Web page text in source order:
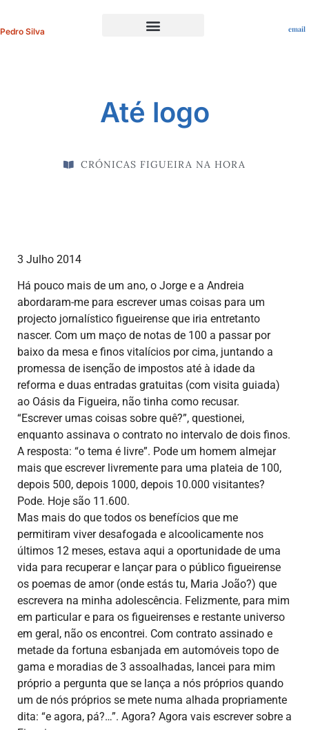
Pedro Silva email
Até logo
CRÓNICAS FIGUEIRA NA HORA
3 Julho 2014
Há pouco mais de um ano, o Jorge e a Andreia
abordaram-me para escrever umas coisas para um
projecto jornalístico figueirense que iria entretanto
nascer. Com um maço de notas de 100 a passar por
baixo da mesa e finos vitalícios por cima, juntando a
promessa de isenção de impostos até à idade da
reforma e duas entradas gratuitas (com visita guiada)
ao Oásis da Figueira, não tinha como recusar.
“Escrever umas coisas sobre quê?”, questionei,
enquanto assinava o contrato no intervalo de dois finos.
A resposta: “o tema é livre”. Pode um homem almejar
mais que escrever livremente para uma plateia de 100,
depois 500, depois 1000, depois 10.000 visitantes?
Pode. Hoje são 11.600.
Mas mais do que todos os benefícios que me
permitiram viver desafogada e alcoolicamente nos
últimos 12 meses, estava aqui a oportunidade de uma
vida para recuperar e lançar para o público figueirense
os poemas de amor (onde estás tu, Maria João?) que
escrevera na minha adolescência. Felizmente, para mim
em particular e para os figueirenses e restante universo
em geral, não os encontrei. Com contrato assinado e
metade da fortuna esbanjada em automóveis topo de
gama e moradias de 3 assoalhadas, lancei para mim
próprio a pergunta que se lança a nós próprios quando
um de nós próprios se mete numa alhada propriamente
dita: “e agora, pá?…”. Agora? Agora vais escrever sobre a